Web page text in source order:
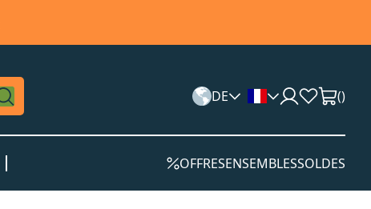
DE ()
OFFRESENSEMBLESSOLDES